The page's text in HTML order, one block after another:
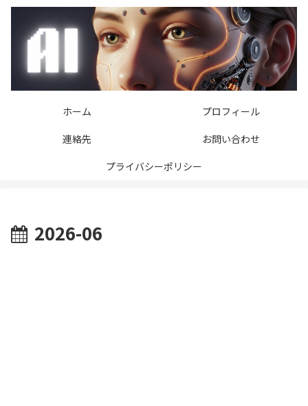
ホーム
プロフィール
連絡先
お問い合わせ
プライバシーポリシー
2026-06